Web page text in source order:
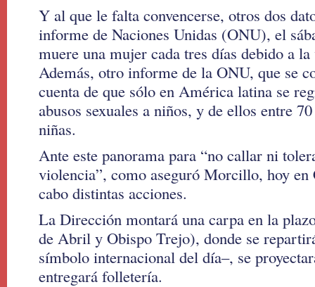
Y al que le falta convencerse, otros dos
informe de Naciones Unidas (ONU), el
muere una mujer cada tres días debido a
Además, otro informe de la ONU, que se
cuenta de que sólo en América latina se
abusos sexuales a niños, y de ellos entre
niñas.
Ante este panorama para “no callar ni
violencia”, como aseguró Morcillo, hoy en
cabo distintas acciones.
La Dirección montará una carpa en la
de Abril y Obispo Trejo), donde se
símbolo internacional del día–, se
entregará folletería.